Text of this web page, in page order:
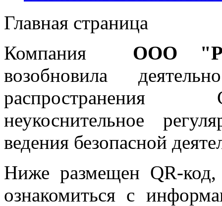
Главная страница
Компания ООО
возобновила
распространения
неукоснительное
ведения безопасной
Ниже размещен QR-код,
ознакомиться с